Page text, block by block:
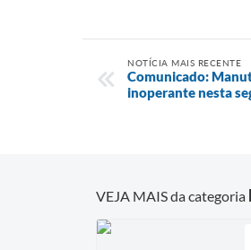
NOTÍCIA MAIS RECENTE
Comunicado:
inoperante nesta
VEJA MAIS da categoria